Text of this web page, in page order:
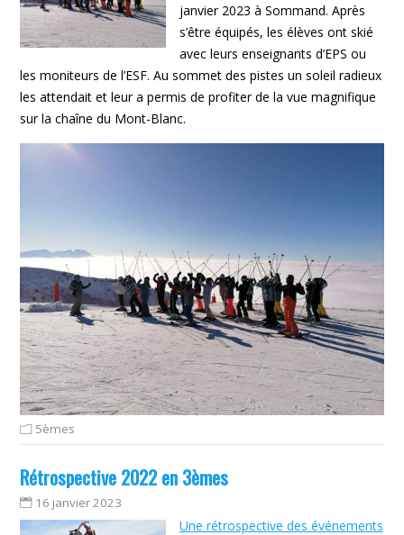
janvier 2023 à Sommand. Après
s’être équipés, les élèves ont skié
avec leurs enseignants d’EPS ou
les moniteurs de l’ESF. Au sommet des pistes un soleil radieux
les attendait et leur a permis de profiter de la vue magnifique
sur la chaîne du Mont-Blanc.
5èmes
Rétrospective 2022 en 3èmes
16 janvier 2023
Une rétrospective des événements